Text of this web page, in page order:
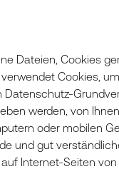
Dateien, Cookies
Cookies,
werden, von
oder mobilen
und gut
Internet-Seiten